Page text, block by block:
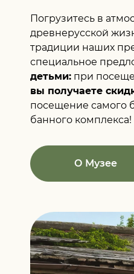
Погрузитесь в
древнерусской
традиции наших
специальное
детьми: при
вы получаете
посещение самого
банного комплекса!
О Музее